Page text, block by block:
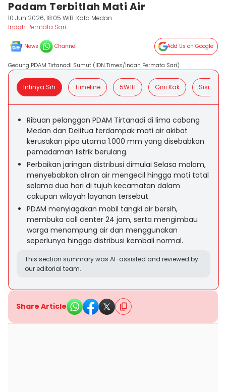
Padam Terbitlah Mati Air
10 Jun 2026, 18:05 WIB Kota Medan
Indah Permata Sari
News Channel Add Us on Google
Gedung PDAM Tirtanadi Sumut (IDN Times/Indah Permata Sari)
Intinya Sih Timeline 5W1H Gini Kak Sisi
Ribuan pelanggan PDAM Tirtanadi di lima cabang
Medan dan Delitua terdampak mati air akibat
kerusakan pipa utama 1.000 mm yang disebabkan
pemadaman listrik berulang.
Perbaikan jaringan distribusi dimulai Selasa malam,
menyebabkan aliran air mengecil hingga mati total
selama dua hari di tujuh kecamatan dalam
cakupan wilayah layanan tersebut.
PDAM menyiagakan mobil tangki air bersih,
membuka call center 24 jam, serta mengimbau
warga menampung air dan menggunakan
seperlunya hingga distribusi kembali normal.
This section summary was AI-assisted and reviewed by
our editorial team.
Share Article